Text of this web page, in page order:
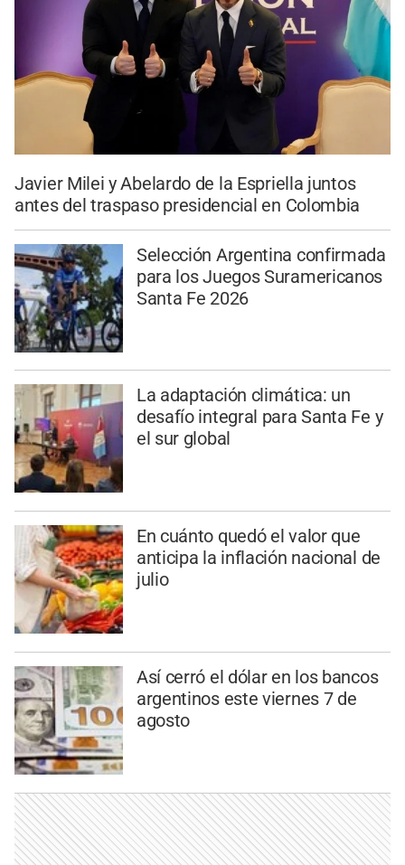
Javier Milei y Abelardo de la Espriella juntos
antes del traspaso presidencial en Colombia
Selección Argentina confirmada
para los Juegos Suramericanos
Santa Fe 2026
La adaptación climática: un
desafío integral para Santa Fe y
el sur global
En cuánto quedó el valor que
anticipa la inflación nacional de
julio
Así cerró el dólar en los bancos
argentinos este viernes 7 de
agosto